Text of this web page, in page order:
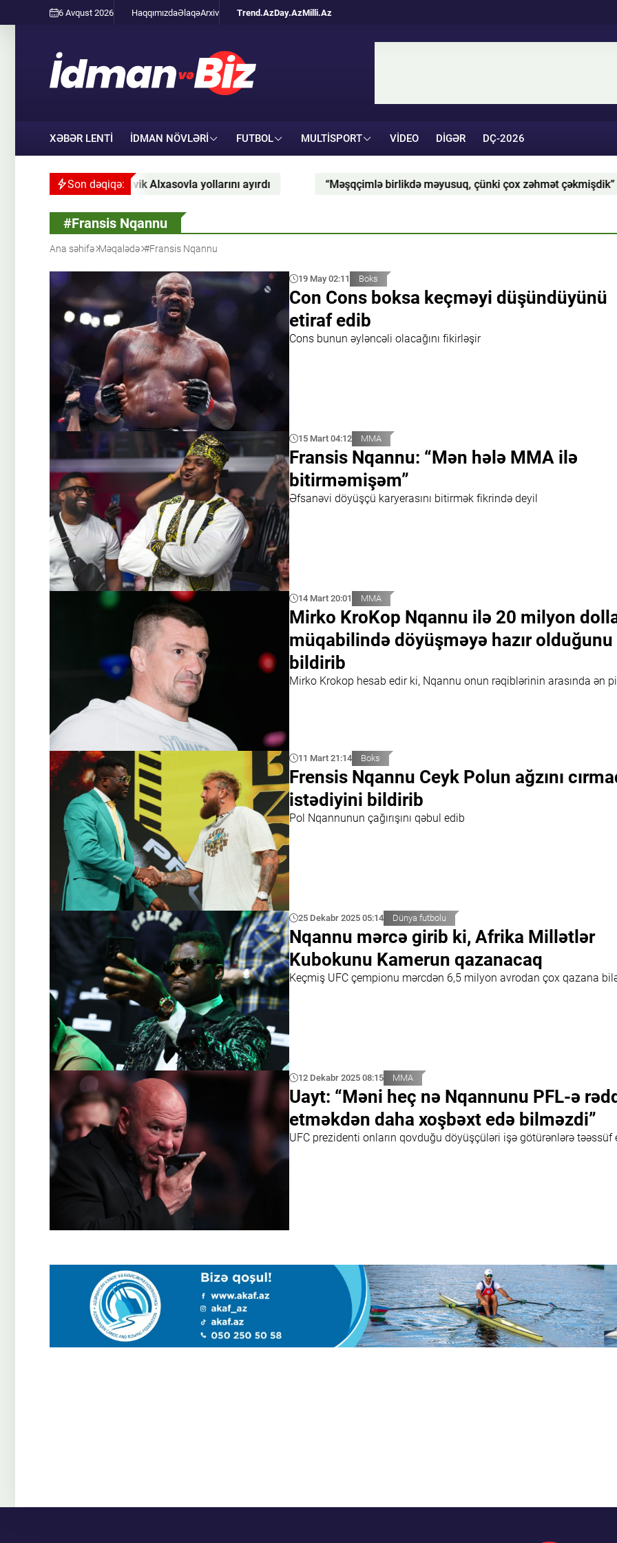
6 Avqust 2026 HaqqımızdaƏlaqəArxiv Trend.AzDay.AzMilli.Az
XƏBƏR LENTİ İDMAN NÖVLƏRI FUTBOL MULTISPORT VIDEO DIGƏR DÇ-2026
Son dəqiqə:
Slavik Alxasovla yollarını ayırdı “Məşqçimlə birlikdə məyusuq, çünki çox zəhmət çəkmişdik” - Azərbaycan
#Fransis Nqannu
Ana səhifə Məqalədə #Fransis Nqannu
19 May 02:11 Boks
Con Cons boksa keçməyi düşündüyünü
etiraf edib
Cons bunun əyləncəli olacağını fikirləşir
15 Mart 04:12 MMA
Fransis Nqannu: “Mən hələ MMA ilə
bitirməmişəm”
Əfsanəvi döyüşçü karyerasını bitirmək fikrində deyil
14 Mart 20:01 MMA
Mirko KroKop Nqannu ilə 20 milyon
müqabilində döyüşməyə hazır olduğunu
bildirib
Mirko Krokop hesab edir ki, Nqannu onun rəqiblərinin arasında ən
11 Mart 21:14 Boks
Frensis Nqannu Ceyk Polun ağzını
istədiyini bildirib
Pol Nqannunun çağırışını qəbul edib
25 Dekabr 2025 05:14 Dünya futbolu
Nqannu mərcə girib ki, Afrika Millətlər
Kubokunu Kamerun qazanacaq
Keçmiş UFC çempionu mərcdən 6,5 milyon avrodan çox qazana
12 Dekabr 2025 08:15 MMA
Uayt: “Məni heç nə Nqannunu PFL-ə rədd
etməkdən daha xoşbəxt edə bilməzdi”
UFC prezidenti onların qovduğu döyüşçüləri işə götürənlərə təəssüf